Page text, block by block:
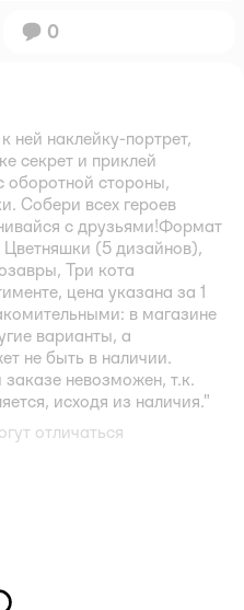
Вопросов:
0
ней наклейку-портрет,
секрет и приклей
оборотной стороны,
Собери всех героев
с друзьями!Формат
(5 дизайнов),
Три кота
цена указана за 1
в магазине
варианты, а
не быть в наличии.
невозможен, т.к.
исходя из наличия."
отличаться